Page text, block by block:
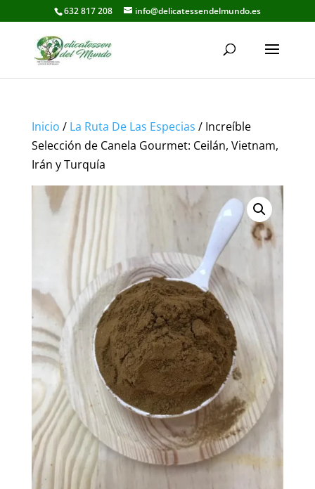
632 817 208 info@delicatessendelmundo.es
Inicio / La Ruta De Las Especias / Increíble
Selección de Canela Gourmet: Ceilán, Vietnam,
Irán y Turquía